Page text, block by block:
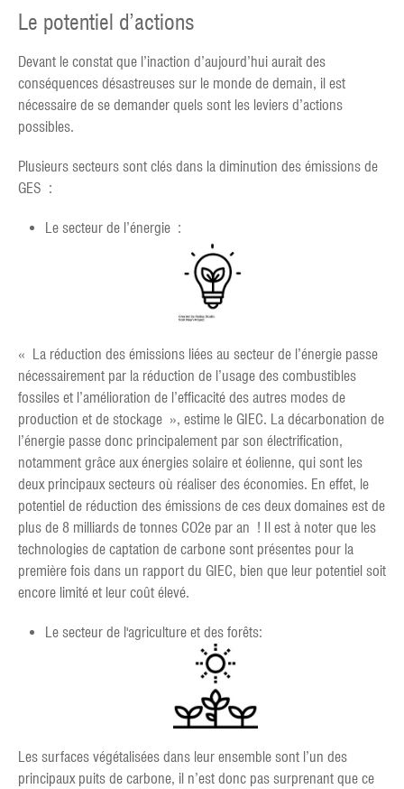
Le potentiel d’actions
Devant le constat que l’inaction d’aujourd’hui aurait des
conséquences désastreuses sur le monde de demain, il est
nécessaire de se demander quels sont les leviers d’actions
possibles.
Plusieurs secteurs sont clés dans la diminution des émissions de
GES :
Le secteur de l’énergie :
« La réduction des émissions liées au secteur de l’énergie passe
nécessairement par la réduction de l’usage des combustibles
fossiles et l’amélioration de l’efficacité des autres modes de
production et de stockage », estime le GIEC. La décarbonation de
l’énergie passe donc principalement par son électrification,
notamment grâce aux énergies solaire et éolienne, qui sont les
deux principaux secteurs où réaliser des économies. En effet, le
potentiel de réduction des émissions de ces deux domaines est de
plus de 8 milliards de tonnes CO2e par an ! Il est à noter que les
technologies de captation de carbone sont présentes pour la
première fois dans un rapport du GIEC, bien que leur potentiel soit
encore limité et leur coût élevé.
Le secteur de l'agriculture et des forêts:
Les surfaces végétalisées dans leur ensemble sont l’un des
principaux puits de carbone, il n’est donc pas surprenant que ce